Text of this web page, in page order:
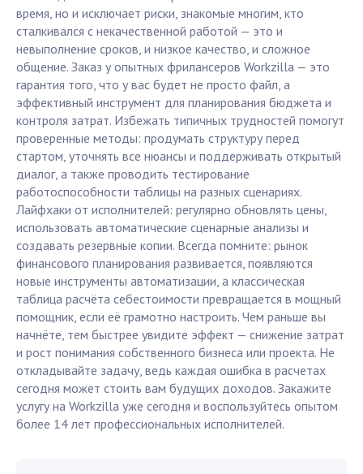
время, но и исключает риски, знакомые многим, кто
сталкивался с некачественной работой — это и
невыполнение сроков, и низкое качество, и сложное
общение. Заказ у опытных фрилансеров Workzilla — это
гарантия того, что у вас будет не просто файл, а
эффективный инструмент для планирования бюджета и
контроля затрат. Избежать типичных трудностей помогут
проверенные методы: продумать структуру перед
стартом, уточнять все нюансы и поддерживать открытый
диалог, а также проводить тестирование
работоспособности таблицы на разных сценариях.
Лайфхаки от исполнителей: регулярно обновлять цены,
использовать автоматические сценарные анализы и
создавать резервные копии. Всегда помните: рынок
финансового планирования развивается, появляются
новые инструменты автоматизации, а классическая
таблица расчёта себестоимости превращается в мощный
помощник, если её грамотно настроить. Чем раньше вы
начнёте, тем быстрее увидите эффект — снижение затрат
и рост понимания собственного бизнеса или проекта. Не
откладывайте задачу, ведь каждая ошибка в расчетах
сегодня может стоить вам будущих доходов. Закажите
услугу на Workzilla уже сегодня и воспользуйтесь опытом
более 14 лет профессиональных исполнителей.